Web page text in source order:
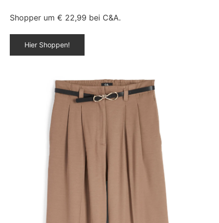
Shopper um € 22,99 bei C&A.
Hier Shoppen!